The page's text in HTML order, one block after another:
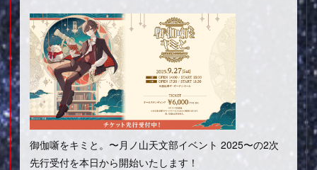
御伽噺をキミと。〜月ノ山天文部イベント 2025〜の2次
先行受付を本日から開始いたします！